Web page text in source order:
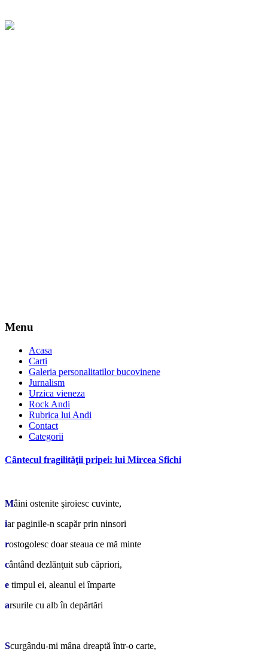
Menu
Acasa
Carti
Galeria personalitatilor bucovinene
Jurnalism
Urzica vieneza
Rock Andi
Rubrica lui Andi
Contact
Categorii
Cântecul fragilităţii pripei: lui Mircea Sfichi
Mâini ostenite şiroiesc cuvinte,
iar paginile-n scapăr prin ninsori
rostogolesc doar steaua ce mă minte
cântând dezlănţuit sub căpriori,
e timpul ei, aleanul ei împarte
arsurile cu alb în depărtări
Scurgându-mi mâna dreaptă într-o carte,